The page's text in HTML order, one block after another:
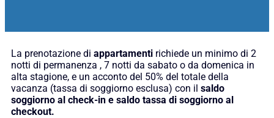
La prenotazione di appartamenti richiede un minimo di 2
notti di permanenza , 7 notti da sabato o da domenica in
alta stagione, e un acconto del 50% del totale della
vacanza (tassa di soggiorno esclusa) con il saldo
soggiorno al check-in e saldo tassa di soggiorno al
checkout.